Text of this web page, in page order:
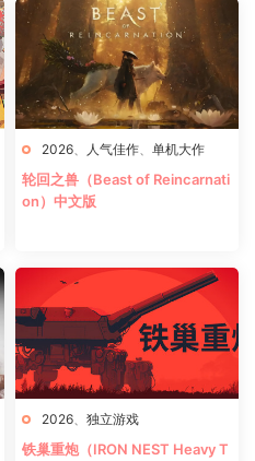
2026、 人气佳作、 单机大作
轮回之兽（Beast of Reincarnati
on）中文版
2026、 独立游戏
铁巢重炮（IRON NEST Heavy T